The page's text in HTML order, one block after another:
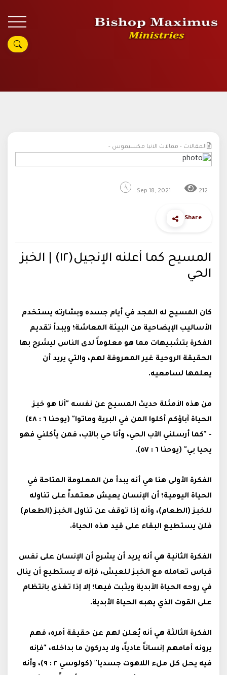
المقالات - مقالات الانبا مكسيموس -
Sep 18, 2021 212
Share
المسيح كما أعلنه الإنجيل(١٢) | الخبز
الحي
كان المسيح له المجد في أيام جسده وبشارته يستخدم
الأساليب الإيضاحية من البيئة المعاشة؛ ويبدأ تقديم
الفكرة بتشبيهات مما هو معلوماً لدى الناس ليشرح بها
الحقيقة الروحية غير المعروفة لهم، والتي يريد أن
يعلمها لسامعيه.
من هذه الأمثلة حديث المسيح عن نفسه "أنا هو خبز
الحياة آباؤكم أكلوا المن في البرية وماتوا" (يوحنا ٦ : ٤٨)
- "كما أرسلني الآب الحي، وأنا حي بالآب، فمن يأكلني فهو
يحيا بي" (يوحنا ٦ : ٥٧).
الفكرة الأولى هنا هي أنه يبدأ من المعلومة المتاحة في
الحياة اليومية؛ أن الإنسان يعيش معتمداً على تناوله
للخبز (الطعام)، وأنه إذا توقف عن تناول الخبز (الطعام)
فلن يستطيع البقاء على قيد هذه الحياة.
الفكرة الثانية هي أنه يريد أن يشرح أن الإنسان على نفس
قياس تعامله مع الخبز للعيش، فإنه لا يستطيع أن ينال
في روحه الحياة الأبدية ويثبت فيها؛ إلا إذا تغذى بانتظام
على القوت الذي يهبه الحياة الأبدية.
الفكرة الثالثة هي أنه يُعلن لهم عن حقيقة أمره، فهم
يرونه أمامهم إنساناً عادياً، ولا يدركون ما بداخله، "فإنه
فيه يحل كل ملء اللاهوت جسديا" (كولوسي ٢ : ٩)، وأنه